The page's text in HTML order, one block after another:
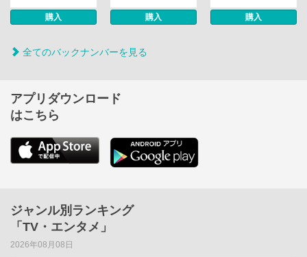
購入 購入 購入
全てのバックナンバーを見る
アプリダウンロード
はこちら
ジャンル別ランキング
「TV・エンタメ」
2026年08月08日